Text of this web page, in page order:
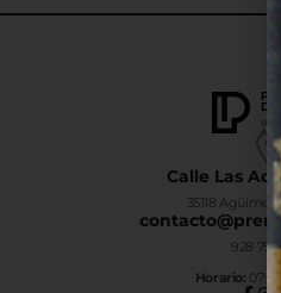
Calle Las
35118 Agüimes,
928 754
Horario: